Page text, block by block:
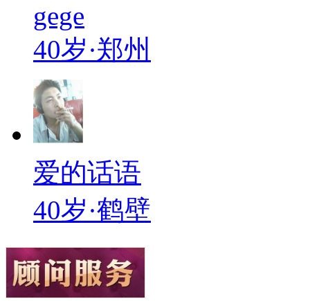
gege
40岁·郑州
爱的话语
40岁·鹤壁